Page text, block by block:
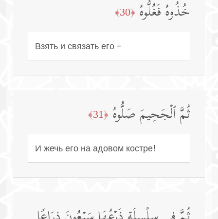
خُذُوهُ فَغُلُّوهُ ﴿30﴾
Взять и связать его -
ثُمَّ ٱلۡجَحِیمَ صَلُّوهُ ﴿31﴾
И жечь его на адовом костре!